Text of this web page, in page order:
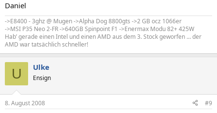
Daniel
->E8400 - 3ghz @ Mugen ->Alpha Dog 8800gts ->2 GB ocz 1066er
->MSI P35 Neo 2-FR ->640GB Spinpoint F1 ->Enermax Modu 82+ 425W
Hab’ gerade einen Intel und einen AMD aus dem 3. Stock geworfen … der
AMD war tatsächlich schneller!
U Ulke
Ensign
8. August 2008 #9